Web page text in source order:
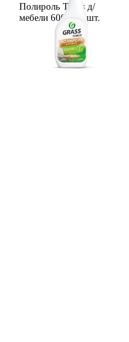
Полироль Torus д/
мебели 600мл 1 шт.